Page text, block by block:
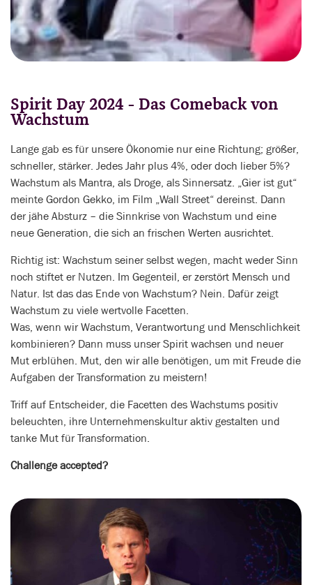
Spirit Day 2024 - Das Comeback von
Wachstum
Lange gab es für unsere Ökonomie nur eine Richtung; größer,
schneller, stärker. Jedes Jahr plus 4%, oder doch lieber 5%?
Wachstum als Mantra, als Droge, als Sinnersatz. „Gier ist gut“
meinte Gordon Gekko, im Film „Wall Street“ dereinst. Dann
der jähe Absturz – die Sinnkrise von Wachstum und eine
neue Generation, die sich an frischen Werten ausrichtet.
Richtig ist: Wachstum seiner selbst wegen, macht weder Sinn
noch stiftet er Nutzen. Im Gegenteil, er zerstört Mensch und
Natur. Ist das das Ende von Wachstum? Nein. Dafür zeigt
Wachstum zu viele wertvolle Facetten.
Was, wenn wir Wachstum, Verantwortung und Menschlichkeit
kombinieren? Dann muss unser Spirit wachsen und neuer
Mut erblühen. Mut, den wir alle benötigen, um mit Freude die
Aufgaben der Transformation zu meistern!
Triff auf Entscheider, die Facetten des Wachstums positiv
beleuchten, ihre Unternehmenskultur aktiv gestalten und
tanke Mut für Transformation.
Challenge accepted?